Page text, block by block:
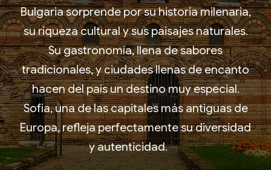
Bulgaria sorprende por su historia milenaria,
su riqueza cultural y sus paisajes naturales.
Su gastronomía, llena de sabores
tradicionales, y ciudades llenas de encanto
hacen del país un destino muy especial.
Sofía, una de las capitales más antiguas de
Europa, refleja perfectamente su diversidad
y autenticidad.